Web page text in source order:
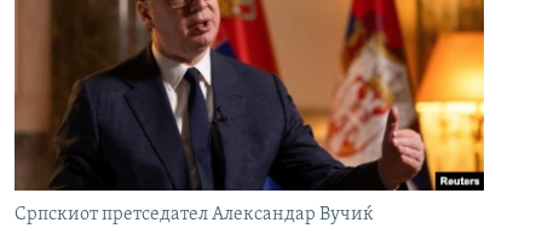
Српскиот претседател Александар Вучиќ